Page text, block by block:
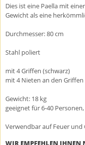
Dies ist eine Paella mit
Gewicht als eine
Durchmesser: 80 cm
Stahl poliert
mit 4 Griffen (schwarz)
mit 4 Nieten an den Griffen
Gewicht: 18 kg
geeignet für 6-40
Verwendbar auf Feuer und
WIR EMPFEHLEN IHNEN